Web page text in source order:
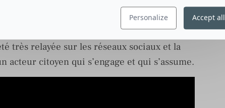
films où l’on voit des échanges entre des
aux Etats-Unis. Bien que le nom de P&G
très relayée sur les réseaux sociaux et la
acteur citoyen qui s’engage et qui s’assume.
Personalize Accept all